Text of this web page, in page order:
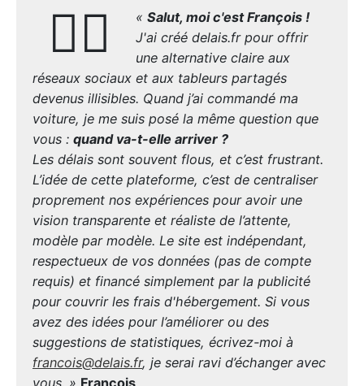
🙋‍♂️ « Salut, moi c'est François !
J'ai créé delais.fr pour offrir
une alternative claire aux
réseaux sociaux et aux tableurs partagés
devenus illisibles. Quand j’ai commandé ma
voiture, je me suis posé la même question que
vous : quand va-t-elle arriver ?
Les délais sont souvent flous, et c’est frustrant.
L’idée de cette plateforme, c’est de centraliser
proprement nos expériences pour avoir une
vision transparente et réaliste de l’attente,
modèle par modèle. Le site est indépendant,
respectueux de vos données (pas de compte
requis) et financé simplement par la publicité
pour couvrir les frais d'hébergement. Si vous
avez des idées pour l’améliorer ou des
suggestions de statistiques, écrivez-moi à
francois@delais.fr, je serai ravi d’échanger avec
vous. » François